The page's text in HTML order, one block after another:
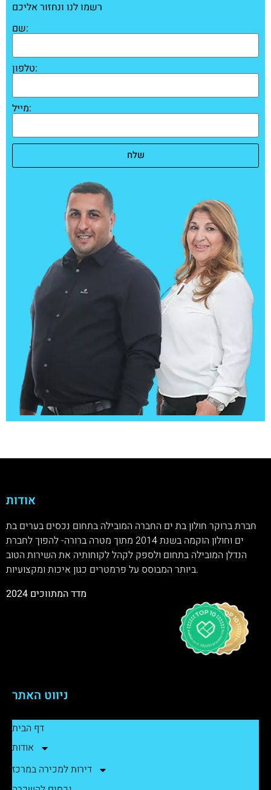
רשמו לנו ונחזור אליכם
שם:
טלפון:
מייל:
שלח
אודות
חברת ברוקר חולון בת ים החברה המובילה בתחום נכסים בערים בת
ים וחולון הוקמה בשנת 2014 מתוך מטרה ברורה- להפוך לחברת
הנדלן המובילה בתחום ולספק לקהל לקוחותיה את השירות הטוב
ביותר המבוסס על פרמטרים כגון איכות ומקצועיות.
ניווט האתר
דף הבית
אודות
דירות למכירה במרכז